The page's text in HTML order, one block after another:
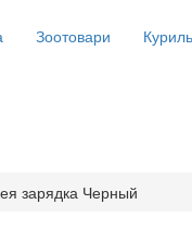
Зоотовари
зарядка Черный